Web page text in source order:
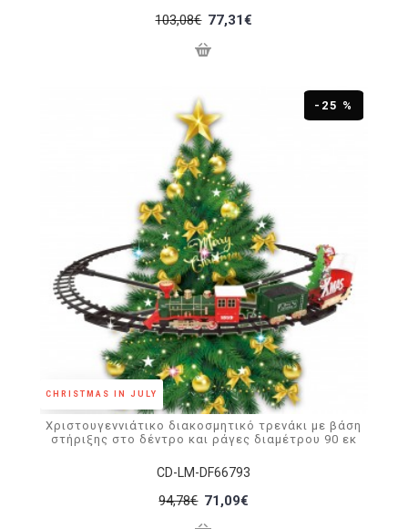
103,08€ 77,31€
CHRISTMAS IN JULY
-25 %
CD-LM-DF66793
Χριστουγεννιάτικο διακοσμητικό τρενάκι με βάση
στήριξης στο δέντρο και ράγες διαμέτρου 90 εκ
94,78€ 71,09€